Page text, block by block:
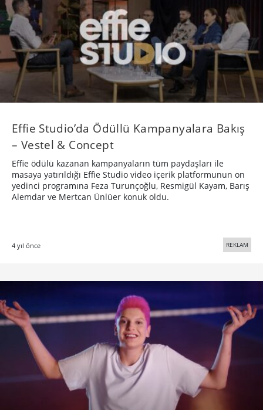
Effie Studio’da Ödüllü Kampanyalara Bakış
– Vestel & Concept
Effie ödülü kazanan kampanyaların tüm paydaşları ile
masaya yatırıldığı Effie Studio video içerik platformunun on
yedinci programına Feza Turunçoğlu, Resmigül Kayam, Barış
Alemdar ve Mertcan Ünlüer konuk oldu.
4 yıl önce REKLAM